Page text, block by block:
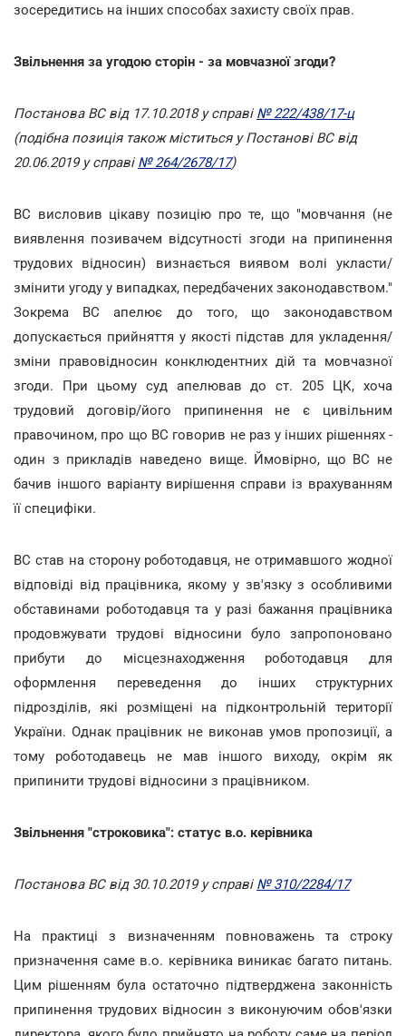
зосередитись на інших способах захисту своїх прав.
Звільнення за угодою сторін - за мовчазної згоди?
Постанова ВС від 17.10.2018 у справі № 222/438/17-ц
(подібна позиція також міститься у Постанові ВС від
20.06.2019 у справі № 264/2678/17)
ВС висловив цікаву позицію про те, що "мовчання (не
виявлення позивачем відсутності згоди на припинення
трудових відносин) визнається виявом волі укласти/
змінити угоду у випадках, передбачених законодавством."
Зокрема ВС апелює до того, що законодавством
допускається прийняття у якості підстав для укладення/
зміни правовідносин конклюдентних дій та мовчазної
згоди. При цьому суд апелював до ст. 205 ЦК, хоча
трудовий договір/його припинення не є цивільним
правочином, про що ВС говорив не раз у інших рішеннях -
один з прикладів наведено вище. Ймовірно, що ВС не
бачив іншого варіанту вирішення справи із врахуванням
її специфіки.
ВС став на сторону роботодавця, не отримавшого жодної
відповіді від працівника, якому у зв'язку з особливими
обставинами роботодавця та у разі бажання працівника
продовжувати трудові відносини було запропоновано
прибути до місцезнаходження роботодавця для
оформлення переведення до інших структурних
підрозділів, які розміщені на підконтрольній території
України. Однак працівник не виконав умов пропозиції, а
тому роботодавець не мав іншого виходу, окрім як
припинити трудові відносини з працівником.
Звільнення "строковика": статус в.о. керівника
Постанова ВС від 30.10.2019 у справі № 310/2284/17
На практиці з визначенням повноважень та строку
призначення саме в.о. керівника виникає багато питань.
Цим рішенням була остаточно підтверджена законність
припинення трудових відносин з виконуючим обов'язки